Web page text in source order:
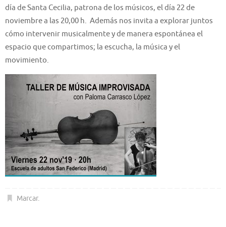
día de Santa Cecilia, patrona de los músicos, el día 22 de
noviembre a las 20,00 h. Además nos invita a explorar juntos
cómo intervenir musicalmente y de manera espontánea el
espacio que compartimos; la escucha, la música y el
movimiento.
Marcar.